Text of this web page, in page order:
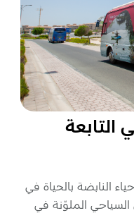
التابعة
النابضة بالحياة في
الملوّنة في